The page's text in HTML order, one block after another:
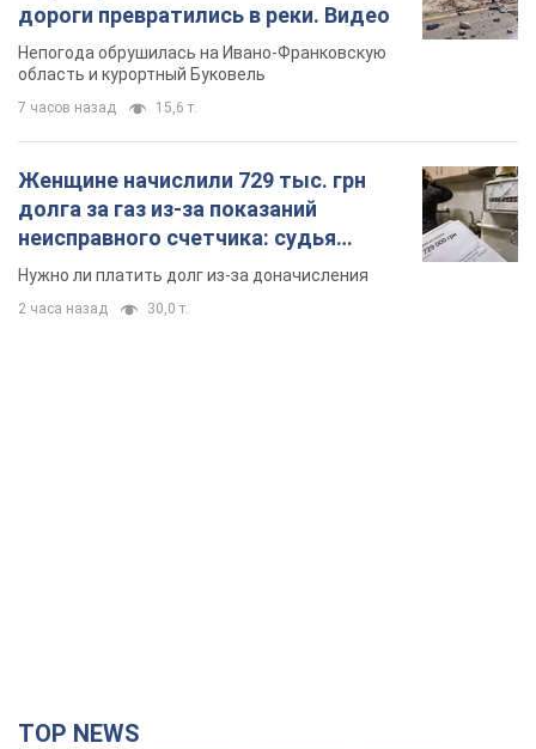
дороги превратились в реки. Видео
Непогода обрушилась на Ивано-Франковскую
область и курортный Буковель
7 часов назад 15,6 т.
Женщине начислили 729 тыс. грн
долга за газ из-за показаний
неисправного счетчика: судья
вынес неожиданное решение
Нужно ли платить долг из-за доначисления
2 часа назад 30,0 т.
TOP NEWS